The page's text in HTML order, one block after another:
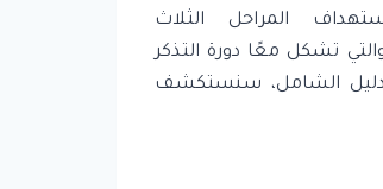
المراحل الثلاث
تشكل معًا دورة التذكر
الشامل، سنستكشف